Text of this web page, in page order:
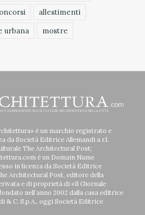
allestimenti
urbana
mostre
è un marchio registrato e
da Società Editrice Allemandi a r.l.
The Architectural Post;
è un Domain Name
in licenza da Società Editrice
Architectural Post, editore della
e di proprietà di «Il Giornale
nell’anno 2002 dalla casa editrice
& C. S.p.A., oggi Società Editrice